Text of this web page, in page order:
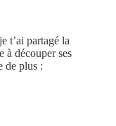
t’ai partagé la
à découper ses
de plus :